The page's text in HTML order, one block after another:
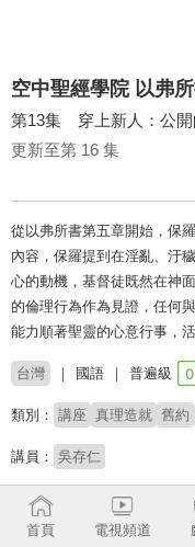
空中聖經學院 以弗
第13集 穿上新人：公開
更新至第 16 集
從以弗所書第五章開始，保
內容，保羅提到在淫亂、汙
心的動機，基督徒既然在神
的倫理行為作為見證，任何
能力順著聖靈的心意行事，
台灣 國語 普遍級
類別： 講座 真理造就 舊約
講員： 吳存仁
首頁
電視頻道